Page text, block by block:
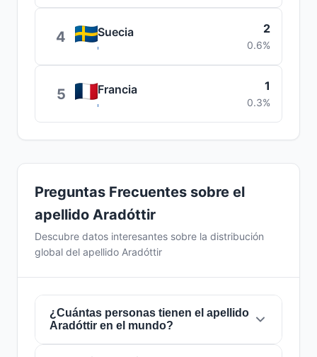
4 Suecia 2
0.6%
5 Francia 1
0.3%
Preguntas Frecuentes sobre el
apellido Aradóttir
Descubre datos interesantes sobre la distribución
global del apellido Aradóttir
¿Cuántas personas tienen el apellido
Aradóttir en el mundo?